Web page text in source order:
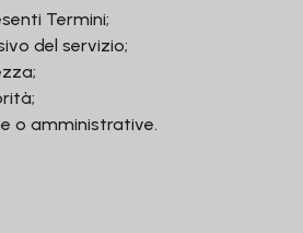
Termini;
del servizio;
o amministrative.